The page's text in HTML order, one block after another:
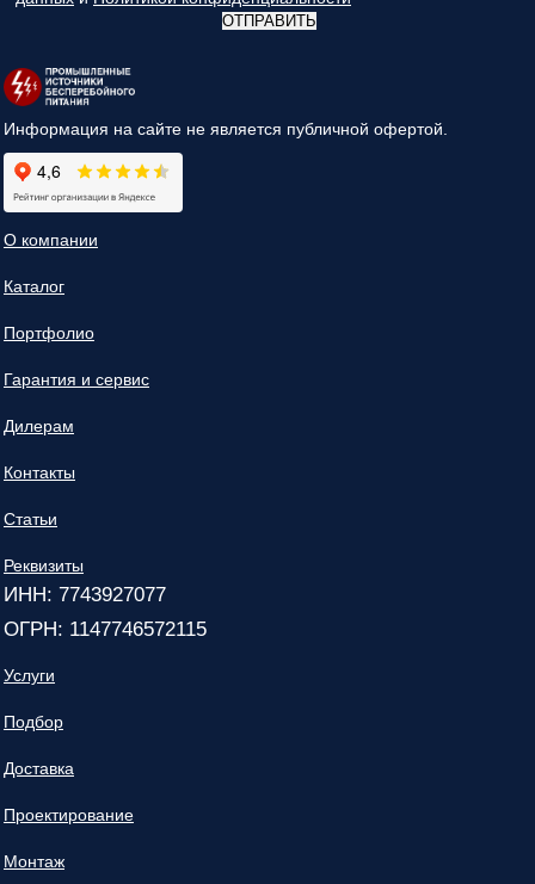
ОТПРАВИТЬ
Информация на сайте не является публичной офертой.
О компании
Каталог
Портфолио
Гарантия и сервис
Дилерам
Контакты
Статьи
Реквизиты
ИНН: 7743927077
ОГРН: 1147746572115
Услуги
Подбор
Доставка
Проектирование
Монтаж